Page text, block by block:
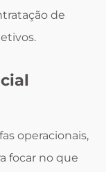
de
operacionais,
focar no que